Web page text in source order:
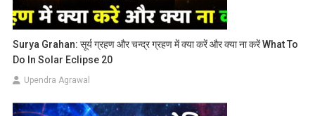
Surya Grahan: सूर्य ग्रहण और चन्द्र ग्रहण में क्या करें और क्या ना करें What To
Do In Solar Eclipse 20
Upendra Agrawal